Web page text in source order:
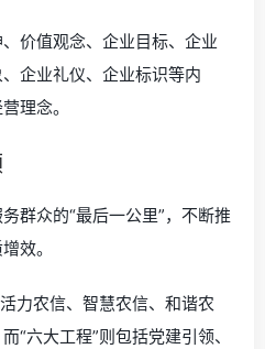
价值观念、企业目标、企业
企业礼仪、企业标识等内
理念。
群众的“最后一公里”，不断推
效。
力农信、智慧农信、和谐农
“六大工程”则包括党建引领、